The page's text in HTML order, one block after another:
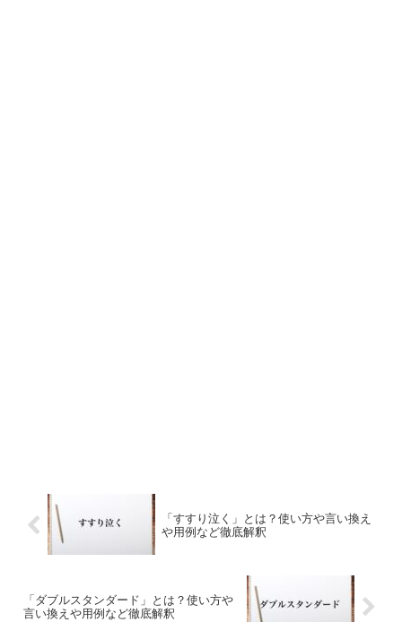
「すすり泣く」とは？使い方や言い換え
や用例など徹底解釈
「ダブルスタンダード」とは？使い方や
言い換えや用例など徹底解釈